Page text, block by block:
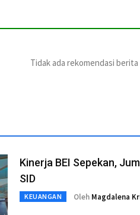
Tidak ada rekomendasi berita
Kinerja BEI Sepekan,
SID
KEUANGAN Oleh Magdalena